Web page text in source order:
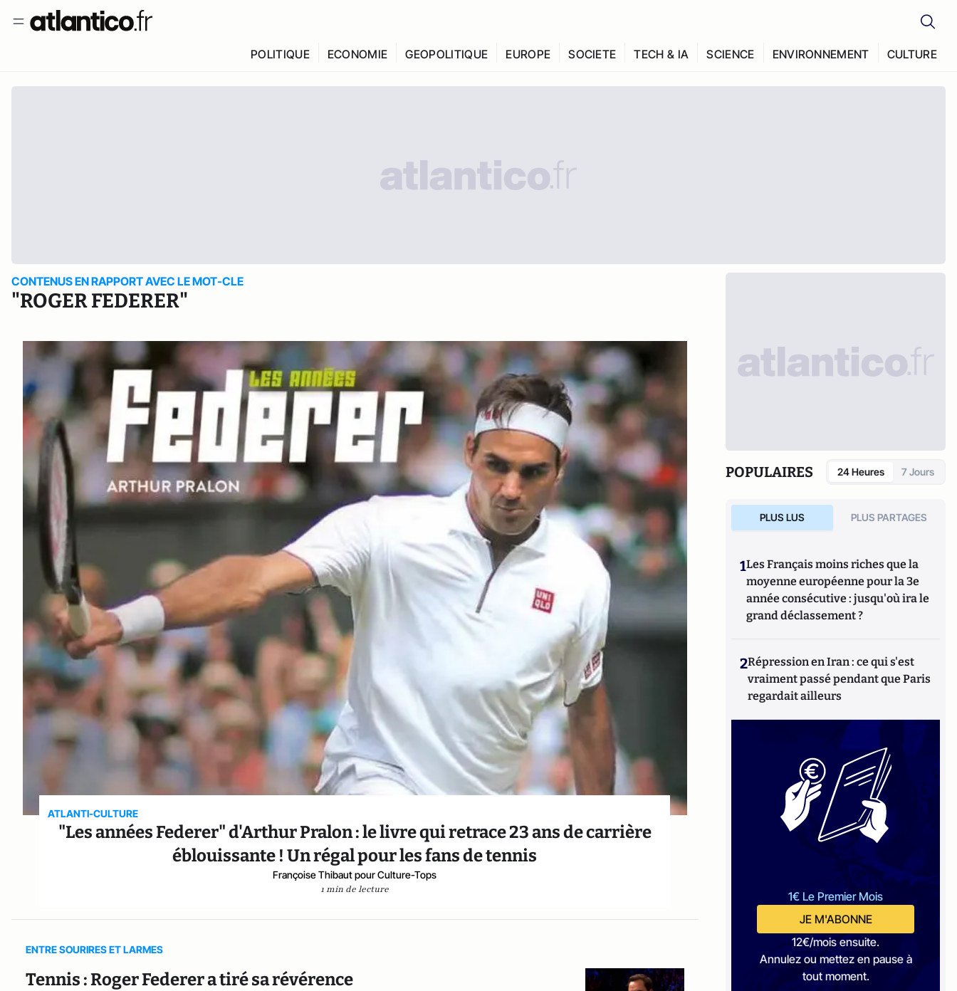
POLITIQUE ECONOMIE GEOPOLITIQUE EUROPE SOCIETE TECH & IA SCIENCE ENVIRONNEMENT CULTURE
CONTENUS EN RAPPORT AVEC LE MOT-CLE
"ROGER FEDERER"
ATLANTI-CULTURE
"Les années Federer" d'Arthur Pralon : le livre qui retrace 23 ans de carrière
éblouissante ! Un régal pour les fans de tennis
Françoise Thibaut pour Culture-Tops
1 min de lecture
ENTRE SOURIRES ET LARMES
Tennis : Roger Federer a tiré sa révérence
POPULAIRES 24 Heures 7 Jours
PLUS LUS PLUS PARTAGES
1Les Français moins riches que la
moyenne européenne pour la 3e
année consécutive : jusqu'où ira le
grand déclassement ?
2Répression en Iran : ce qui s'est
vraiment passé pendant que Paris
regardait ailleurs
1€ Le Premier Mois
JE M'ABONNE
12€/mois ensuite.
Annulez ou mettez en pause à
tout moment.